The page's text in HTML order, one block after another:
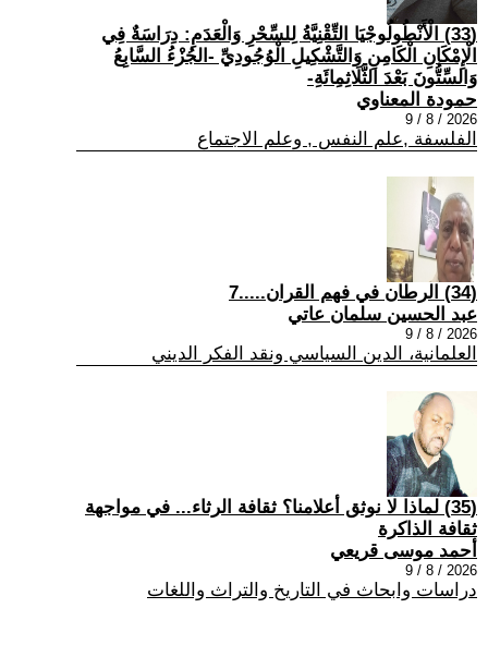
(33) الْأَنْطُولُوجْيَا التِّقْنِيَّةُ لِلسِّحْرِ وَالْعَدَمِ: دِرَاسَةٌ فِي
الْإِمْكَانِ الْكَامِنِ وَالتَّشْكِيلِ الْوُجُودِيِّ -الجُزْءُ السَّابِعُ
وَالسِّتُّونَ بَعْدَ الثَّلَاثِمِائَةِ-
حمودة المعناوي
2026 / 8 / 9
الفلسفة ,علم النفس , وعلم الاجتماع
(34) الرطان في فهم القران.....7
عبد الحسين سلمان عاتي
2026 / 8 / 9
العلمانية، الدين السياسي ونقد الفكر الديني
(35) لماذا لا نوثق أعلامنا؟ ثقافة الرثاء... في مواجهة
ثقافة الذاكرة
أحمد موسى قريعي
2026 / 8 / 9
دراسات وابحاث في التاريخ والتراث واللغات